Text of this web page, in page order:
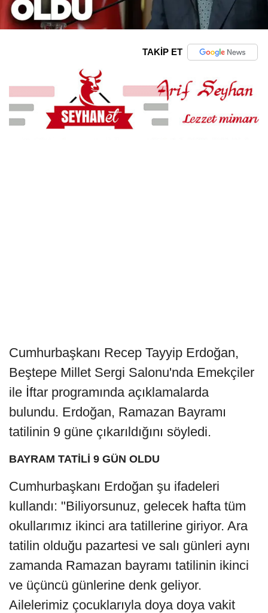
TAKİP ET
Cumhurbaşkanı Recep Tayyip Erdoğan,
Beştepe Millet Sergi Salonu'nda Emekçiler
ile İftar programında açıklamalarda
bulundu. Erdoğan, Ramazan Bayramı
tatilinin 9 güne çıkarıldığını söyledi.
BAYRAM TATİLİ 9 GÜN OLDU
Cumhurbaşkanı Erdoğan şu ifadeleri
kullandı: "Biliyorsunuz, gelecek hafta tüm
okullarımız ikinci ara tatillerine giriyor. Ara
tatilin olduğu pazartesi ve salı günleri aynı
zamanda Ramazan bayramı tatilinin ikinci
ve üçüncü günlerine denk geliyor.
Ailelerimiz çocuklarıyla doya doya vakit